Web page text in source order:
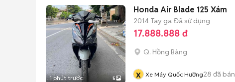
1 phút trước 5
Honda Air Blade 125 Xám
2014 Tay ga Đã sử dụng
17.888.888 đ
Q. Hồng Bàng
x Xe Máy Quốc Hưởng28 đã bán